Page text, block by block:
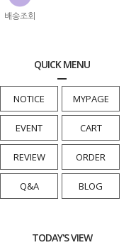
배송조회
QUICK MENU
NOTICE MYPAGE
EVENT CART
REVIEW ORDER
Q&A BLOG
TODAY'S VIEW
암롤박스
> 자전거보관대 BM-B009